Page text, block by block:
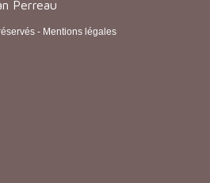
Perreau
- Mentions légales